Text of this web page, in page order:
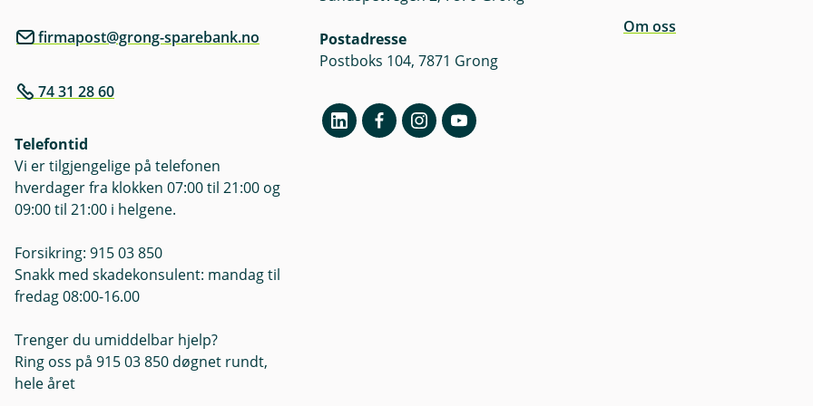
firmapost@grong-sparebank.no
74 31 28 60
Telefontid
Vi er tilgjengelige på telefonen
hverdager fra klokken 07:00 til 21:00 og
09:00 til 21:00 i helgene.
Forsikring: 915 03 850
Snakk med skadekonsulent: mandag til
fredag 08:00-16.00
Trenger du umiddelbar hjelp?
Ring oss på 915 03 850 døgnet rundt,
hele året
Postadresse
Postboks 104, 7871 Grong
Om oss